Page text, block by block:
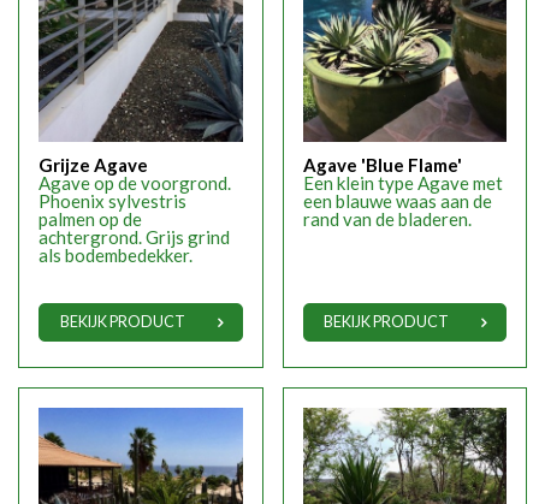
Grijze Agave
Agave op de voorgrond.
Phoenix sylvestris
palmen op de
achtergrond. Grijs grind
als bodembedekker.
BEKIJK PRODUCT
Agave 'Blue Flame'
Een klein type Agave met
een blauwe waas aan de
rand van de bladeren.
BEKIJK PRODUCT